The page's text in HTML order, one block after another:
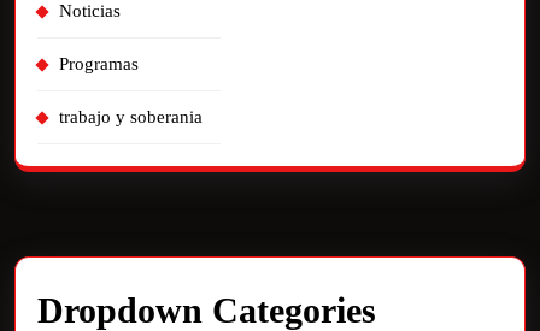
Noticias
Programas
trabajo y soberania
Dropdown Categories